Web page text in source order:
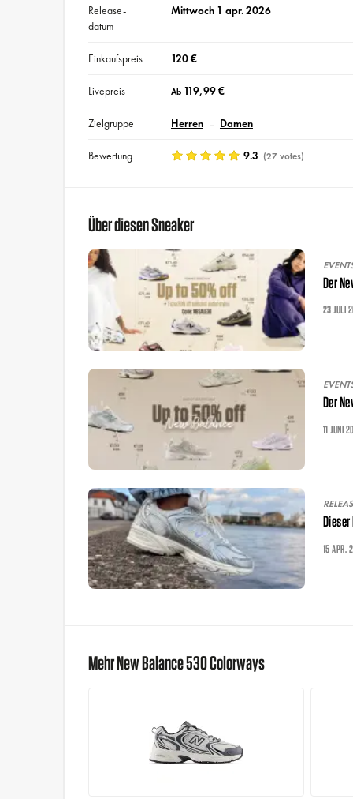
Release-
datum
Mittwoch 1 apr. 2026
Einkaufspreis 120 €
Livepreis Ab119,99 €
Zielgruppe Herren Damen
Bewertung 9.3 (27 votes)
Über diesen Sneaker
Der
23 JULI
Der
11 JUNI
15 APR.
Mehr New Balance 530 Colorways